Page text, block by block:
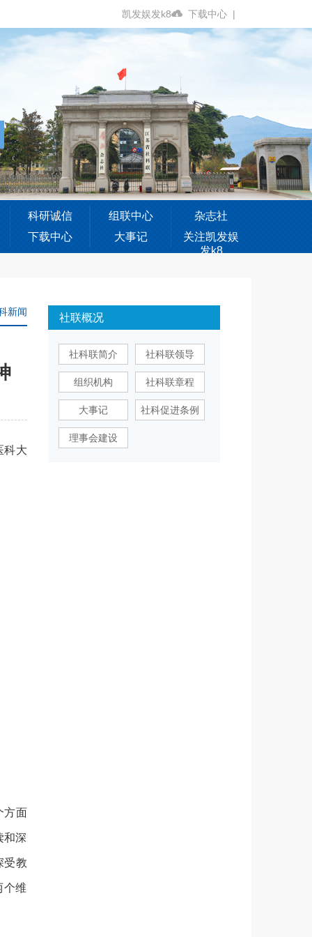
凯发娱发k8 下载中心 |
科研诚信 组联中心
杂志社
下载中心
大事记
关注凯发娱
发k8
新闻
科大
方面
和深
受教
个维
社联概况
社科联简介 社科联领导
组织机构 社科联章程
大事记 社科促进条例
理事会建设